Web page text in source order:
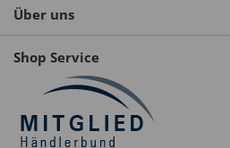
Über uns
Shop Service